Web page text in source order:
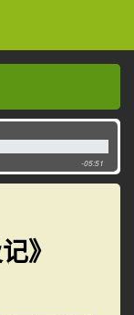
-05:51
》